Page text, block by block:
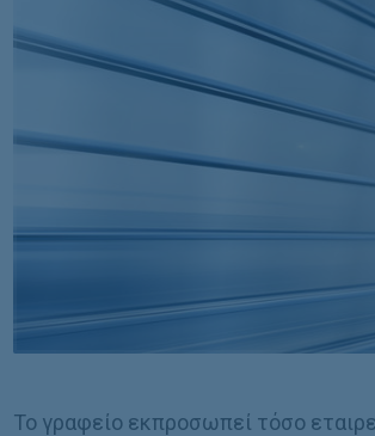
Το γραφείο εκπροσωπεί τόσο